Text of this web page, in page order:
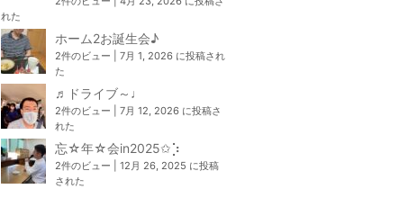
れた
ホーム2お誕生会♪
2件のビュー
7月 1, 2026 に投稿され
た
♬ドライブ～♩
2件のビュー
7月 12, 2026 に投稿さ
れた
忘☆年☆会in2025✩⡱
2件のビュー
12月 26, 2025 に投稿
された